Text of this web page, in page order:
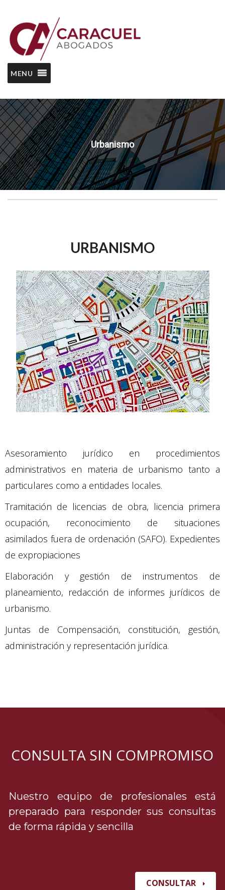
MENU
Urbanismo
Home Urbanismo
URBANISMO
Asesoramiento jurídico en procedimientos
administrativos en materia de urbanismo tanto a
particulares como a entidades locales.
Tramitación de licencias de obra, licencia primera
ocupación, reconocimiento de situaciones
asimilados fuera de ordenación (SAFO). Expedientes
de expropiaciones
Elaboración y gestión de instrumentos de
planeamiento, redacción de informes jurídicos de
urbanismo.
Juntas de Compensación, constitución, gestión,
administración y representación jurídica.
CONSULTA SIN COMPROMISO
Nuestro equipo de profesionales está
preparado para responder sus consultas
de forma rápida y sencilla
CONSULTAR